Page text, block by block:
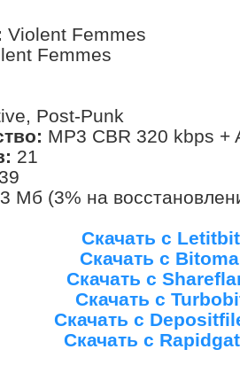
Violent Femmes
Femmes
Post-Punk
MP3 CBR 320 kbps +
21
Мб (3% на
Скачать с
Скачать с
Скачать с
Скачать с
Скачать с
Скачать с